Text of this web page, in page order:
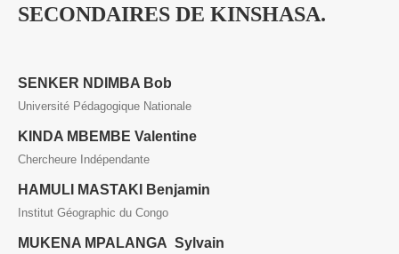
SECONDAIRES DE KINSHASA.
SENKER NDIMBA Bob
Université Pédagogique Nationale
KINDA MBEMBE Valentine
Chercheure Indépendante
HAMULI MASTAKI Benjamin
Institut Géographic du Congo
MUKENA MPALANGA Sylvain